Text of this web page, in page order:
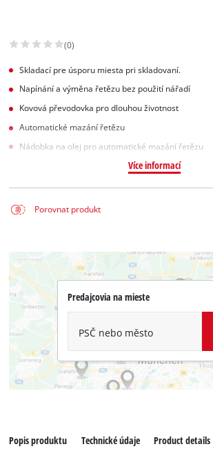
(0)
Skladací pre úsporu miesta pri skladovaní.
Napínání a výměna řetězu bez použití nářadí
Kovová převodovka pro dlouhou životnost
Automatické mazání řetězu
Nádobka na olej pro automatické mazání řetězu
Více informací
Porovnat produkt
Predajcovia na mieste
PSČ nebo město
Popis produktu Technické údaje Product details